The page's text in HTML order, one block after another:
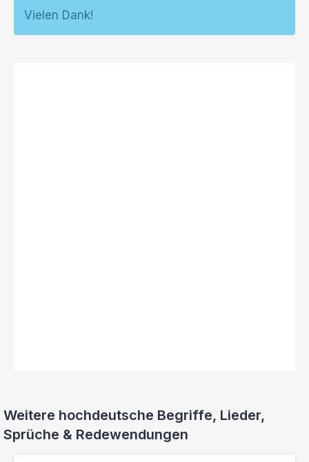
Vielen Dank!
Weitere hochdeutsche Begriffe, Lieder,
Sprüche & Redewendungen